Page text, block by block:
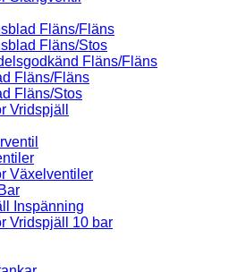
Fläns/Fläns
Fläns/Stos
Fläns/Fläns
Fläns/Fläns
Fläns/Stos
Vridspjäll
Växelventiler
Inspänning
Vridspjäll 10 bar